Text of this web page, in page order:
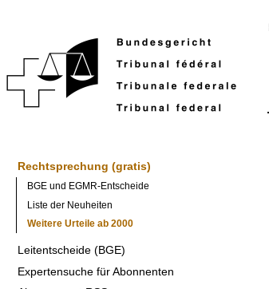
Rechtsprechung (gratis)
BGE und EGMR-Entscheide
Liste der Neuheiten
Weitere Urteile ab 2000
Leitentscheide (BGE)
Expertensuche für Abonnenten